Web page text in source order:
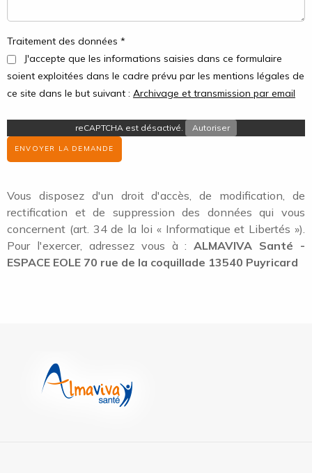
Traitement des données *
J'accepte que les informations saisies dans ce formulaire
soient exploitées dans le cadre prévu par les mentions légales de
ce site dans le but suivant : Archivage et transmission par email
reCAPTCHA est désactivé. Autoriser
ENVOYER LA DEMANDE
Vous disposez d'un droit d'accès, de modification, de
rectification et de suppression des données qui vous
concernent (art. 34 de la loi « Informatique et Libertés »).
Pour l'exercer, adressez vous à :ALMAVIVA Santé -
ESPACE EOLE 70 rue de la coquillade 13540 Puyricard